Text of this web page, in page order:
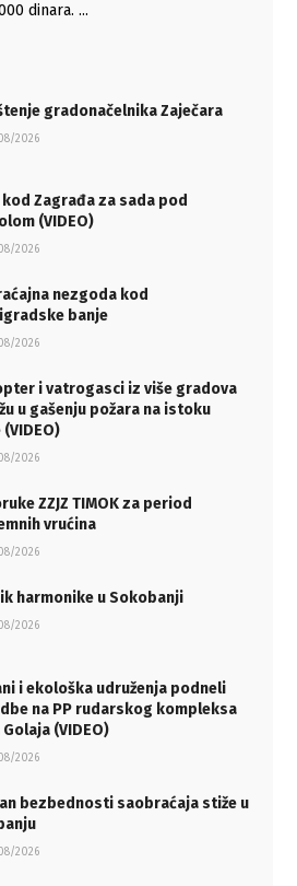
dinara. ...
gradonačelnika Zaječara
2026
kod Zagrađa za sada pod
(VIDEO)
2026
nezgoda kod
banje
2026
i vatrogasci iz više gradova
u gašenju požara na istoku
2026
ZZJZ TIMOK za period
vrućina
2026
harmonike u Sokobanji
2026
i ekološka udruženja podneli
na PP rudarskog kompleksa
(VIDEO)
2026
bezbednosti saobraćaja stiže u
2026